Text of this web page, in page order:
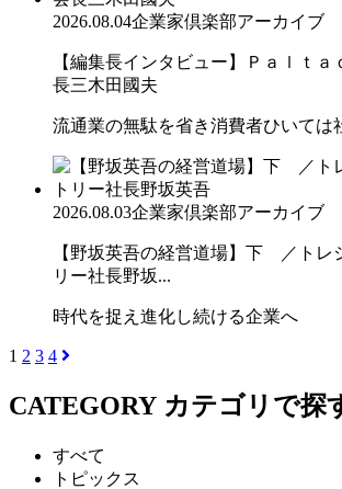
2026.08.04企業家倶楽部アーカイブ
【編集長インタビュー】Ｐａｌｔ
長三木田國夫
流通業の無駄を省き消費者ひいては
2026.08.03企業家倶楽部アーカイブ
【野坂英吾の経営道場】下 ／トレ
リー社長野坂...
時代を捉え進化し続ける企業へ
1 2 3 4
CATEGORY カテゴリで探
すべて
トピックス